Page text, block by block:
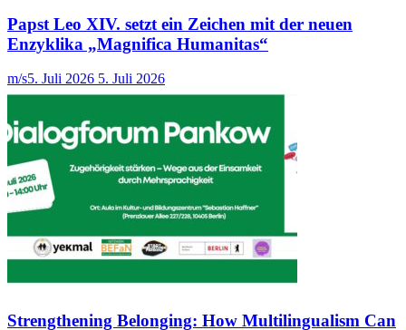
Papst Leo XIV. setzt ein Zeichen mit der neuen
Enzyklika „Magnifica Humanitas“
m/s5. Juli 2026 5. Juli 2026
Strengthening Belonging: How Multilingualism Can